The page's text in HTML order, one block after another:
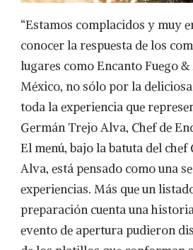
“Estamos complacidos y muy
conocer la respuesta de los
lugares como Encanto Fuego
México, no sólo por la
toda la experiencia que
Germán Trejo Alva, Chef de
El menú, bajo la batuta del
Alva, está pensado como una
experiencias. Más que un
preparación cuenta una
evento de apertura pudieron